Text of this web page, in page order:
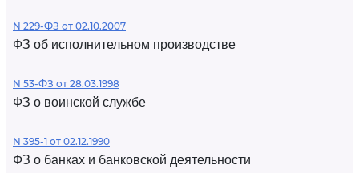
N 229-ФЗ от 02.10.2007
ФЗ об исполнительном производстве
N 53-ФЗ от 28.03.1998
ФЗ о воинской службе
N 395-1 от 02.12.1990
ФЗ о банках и банковской деятельности